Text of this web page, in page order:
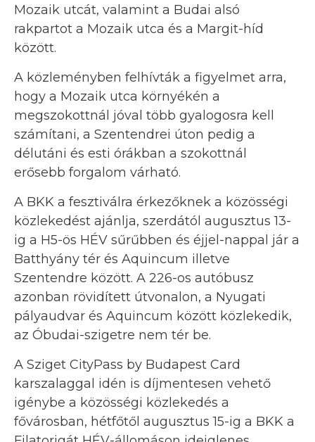
Mozaik utcát, valamint a Budai alsó
rakpartot a Mozaik utca és a Margit-híd
között.
A közleményben felhívták a figyelmet arra,
hogy a Mozaik utca környékén a
megszokottnál jóval több gyalogosra kell
számítani, a Szentendrei úton pedig a
délutáni és esti órákban a szokottnál
erősebb forgalom várható.
A BKK a fesztiválra érkezőknek a közösségi
közlekedést ajánlja, szerdától augusztus 13-
ig a H5-ös HÉV sűrűbben és éjjel-nappal jár a
Batthyány tér és Aquincum illetve
Szentendre között. A 226-os autóbusz
azonban rövidített útvonalon, a Nyugati
pályaudvar és Aquincum között közlekedik,
az Óbudai-szigetre nem tér be.
A Sziget CityPass by Budapest Card
karszalaggal idén is díjmentesen vehető
igénybe a közösségi közlekedés a
fővárosban, hétfőtől augusztus 15-ig a BKK a